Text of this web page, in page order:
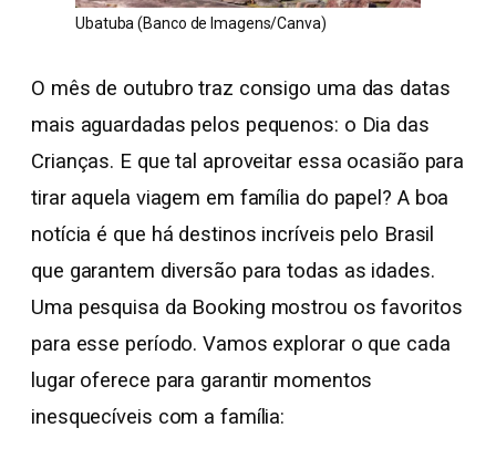
Ubatuba (Banco de Imagens/Canva)
O mês de outubro traz consigo uma das datas
mais aguardadas pelos pequenos: o Dia das
Crianças. E que tal aproveitar essa ocasião para
tirar aquela viagem em família do papel? A boa
notícia é que há destinos incríveis pelo Brasil
que garantem diversão para todas as idades.
Uma pesquisa da Booking mostrou os favoritos
para esse período. Vamos explorar o que cada
lugar oferece para garantir momentos
inesquecíveis com a família: